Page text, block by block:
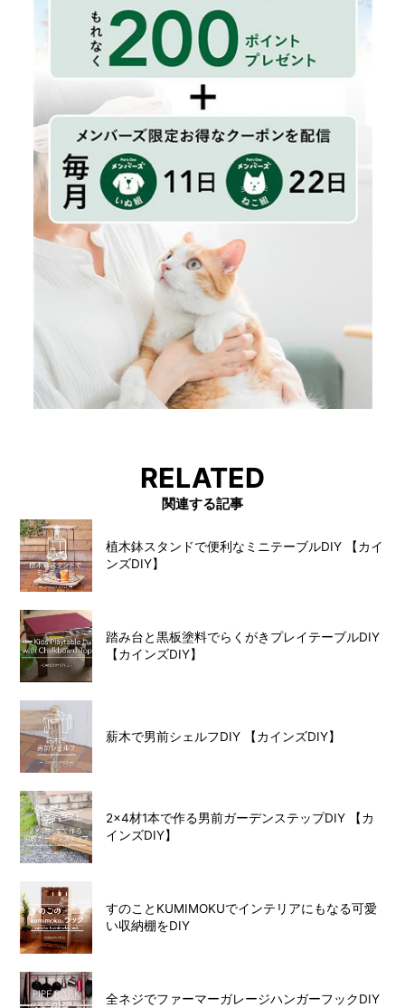
RELATED
関連する記事
植木鉢スタンドで便利なミニテーブルDIY 【カイ
ンズDIY】
踏み台と黒板塗料でらくがきプレイテーブルDIY
【カインズDIY】
薪木で男前シェルフDIY 【カインズDIY】
2×4材1本で作る男前ガーデンステップDIY 【カ
インズDIY】
すのことKUMIMOKUでインテリアにもなる可愛
い収納棚をDIY
全ネジでファーマーガレージハンガーフックDIY